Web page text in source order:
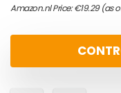
Amazon.nl Price:€19.29(as